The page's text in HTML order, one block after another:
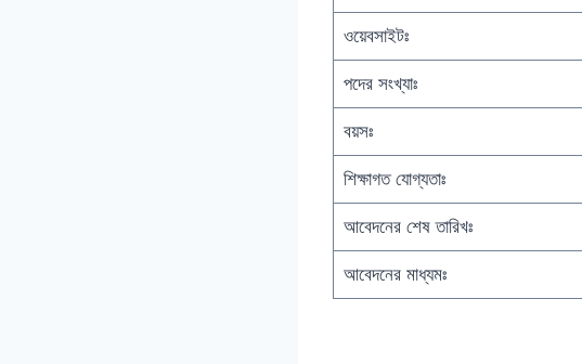
ওয়েবসাইটঃ
পদের সংখ্যাঃ
বয়সঃ
শিক্ষাগত যোগ্যতাঃ
আবেদনের শেষ তারিখঃ
আবেদনের মাধ্যমঃ